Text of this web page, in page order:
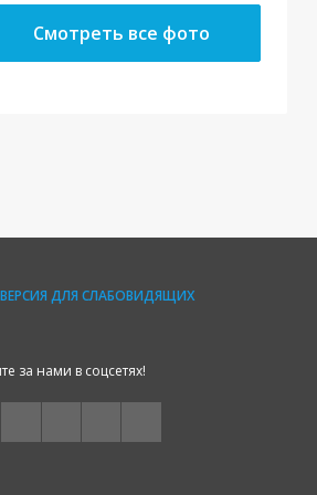
Смотреть все фото
ВЕРСИЯ ДЛЯ СЛАБОВИДЯЩИХ
за нами в соцсетях!